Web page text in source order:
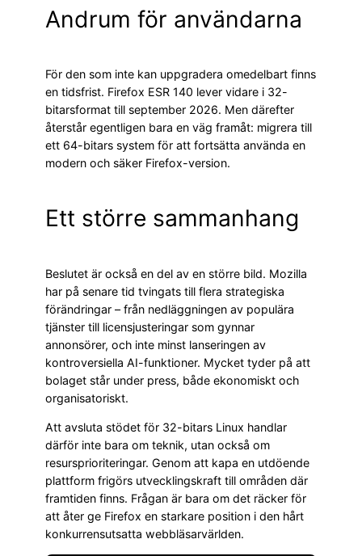
Andrum för användarna
För den som inte kan uppgradera omedelbart finns
en tidsfrist. Firefox ESR 140 lever vidare i 32-
bitarsformat till september 2026. Men därefter
återstår egentligen bara en väg framåt: migrera till
ett 64-bitars system för att fortsätta använda en
modern och säker Firefox-version.
Ett större sammanhang
Beslutet är också en del av en större bild. Mozilla
har på senare tid tvingats till flera strategiska
förändringar – från nedläggningen av populära
tjänster till licensjusteringar som gynnar
annonsörer, och inte minst lanseringen av
kontroversiella AI-funktioner. Mycket tyder på att
bolaget står under press, både ekonomiskt och
organisatoriskt.
Att avsluta stödet för 32-bitars Linux handlar
därför inte bara om teknik, utan också om
resursprioriteringar. Genom att kapa en utdöende
plattform frigörs utvecklingskraft till områden där
framtiden finns. Frågan är bara om det räcker för
att åter ge Firefox en starkare position i den hårt
konkurrensutsatta webbläsarvärlden.